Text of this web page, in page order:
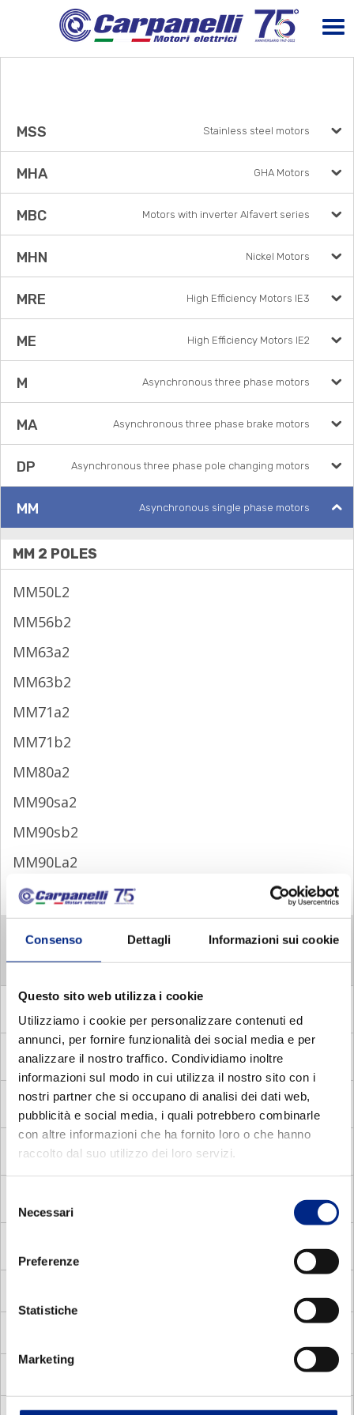
Consenso Dettagli Informazioni sui cookie
Questo sito web utilizza i cookie
Utilizziamo i cookie per personalizzare contenuti ed
annunci, per fornire funzionalità dei social media e per
analizzare il nostro traffico. Condividiamo inoltre
informazioni sul modo in cui utilizza il nostro sito con i
nostri partner che si occupano di analisi dei dati web,
pubblicità e social media, i quali potrebbero combinarle
con altre informazioni che ha fornito loro o che hanno
raccolto dal suo utilizzo dei loro servizi.
delNecessari
Preferenze
Statistiche
Marketing
MSS Stainless steel motors
MHA GHA Motors
MBC Motors with inverter Alfavert series
MHN Nickel Motors
MRE High Efficiency Motors IE3
ME High Efficiency Motors IE2
M Asynchronous three phase motors
MA Asynchronous three phase brake motors
DP Asynchronous three phase pole changing motors
MM Asynchronous single phase motors
MM 2 POLES
MM50L2
MM56b2
MM63a2
MM63b2
MM71a2
MM71b2
MM80a2
MM90sa2
MM90sb2
MM90La2
MM100a2
MM 6 POLES
MADE
electronic relay
MADC
Asynchronous single phase brake motors with
centrifugal switch
MADV
Asynchronous single phase brake motors with
voltage relay
MDE
Asynchronous single phase motors with electronic
Asynchronous single phase motors with centrifugal
switch
motors
Compat square vector motors